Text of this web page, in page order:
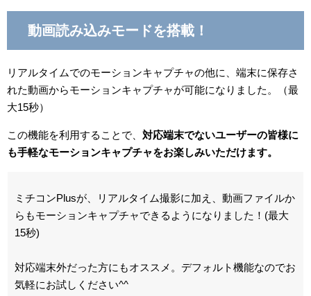
動画読み込みモードを搭載！
リアルタイムでのモーションキャプチャの他に、端末に保存さ
れた動画からモーションキャプチャが可能になりました。（最
大15秒）
この機能を利用することで、 対応端末でないユーザーの皆様に
も手軽なモーションキャプチャをお楽しみいただけます。
ミチコンPlusが、リアルタイム撮影に加え、動画ファイルか
らもモーションキャプチャできるようになりました！(最大
15秒)
対応端末外だった方にもオススメ。デフォルト機能なのでお
気軽にお試しください^^